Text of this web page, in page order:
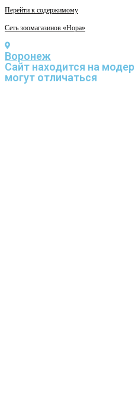
Перейти к содержимому
Сеть зоомагазинов «Нора»
Воронеж
Cайт находится на
могут отличаться